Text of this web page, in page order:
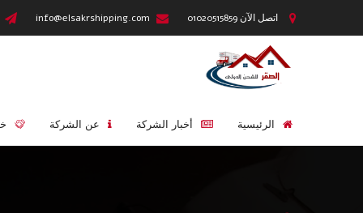
اتصل الآن 01020515859 info@elsakrshipping.com
الرئيسية أخبار الشركة عن الشركة